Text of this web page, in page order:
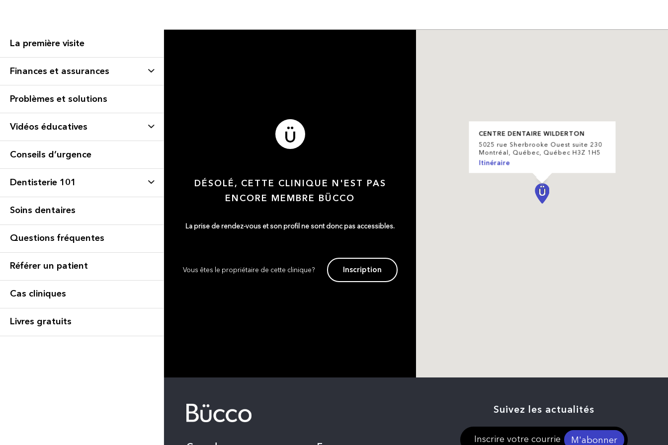
La première visite
Finances et assurances
Problèmes et solutions
Vidéos éducatives
Conseils d’urgence
Dentisterie 101
Soins dentaires
Questions fréquentes
Référer un patient
Cas cliniques
Livres gratuits
DÉSOLÉ, CETTE CLINIQUE N'EST PAS
ENCORE MEMBRE BÜCCO
La prise de rendez-vous et son profil ne sont donc pas accessibles.
Vous êtes le propriétaire de cette clinique? Inscription
CENTRE DENTAIRE WILDERTON
5025 rue Sherbrooke Ouest suite 230
Montréal, Québec, Québec H3Z 1H5
Itinéraire
Suivez les actualités
M'abonner